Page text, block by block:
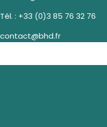
Tél. : +33 (0)3 85 76 32 76
contact@bhd.fr